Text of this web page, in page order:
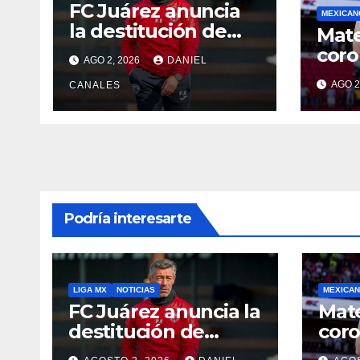
FC Juárez anuncia
la destitución de
Pedro Caixinha
AGO 2, 2026 DANIEL
CANALES AGO
Podría interesarte
LIGA MX NOTICIAS
FC Juárez anuncia la
destitución de
Pedro Caixinha